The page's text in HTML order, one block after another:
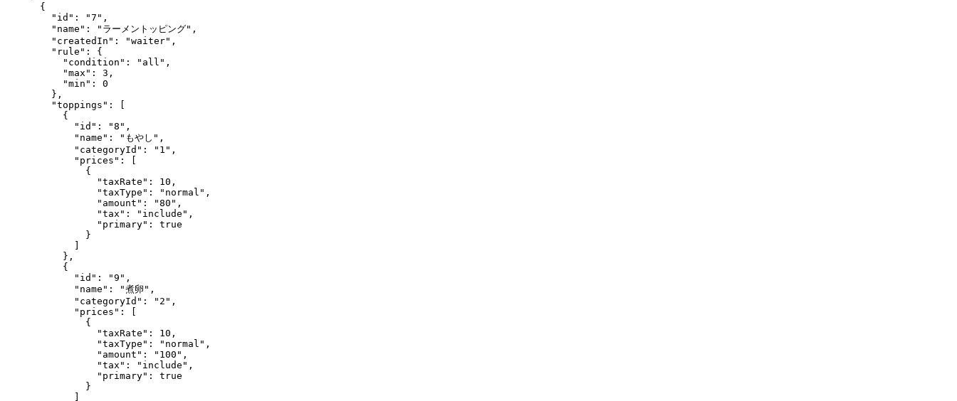
{
"id" : "7 " ,
"name" : " ラーメントッピング" ,
"createdIn" : "waiter" ,
"rule" : {
"condition" : " all " ,
"max" : 3 ,
"min" : 0
},
"toppings" : [
{
"id" : "8 " ,
"name" : " もやし " ,
"categoryId" : " 1 " ,
"prices" : [
{
"taxRate" : 10 ,
"taxType" : " normal " ,
"amount" : "80 " ,
"tax" : " include " ,
"primary" : true
}
},
{
"id" : "9 " ,
"name" : "煮卵 " ,
"categoryId" : " 2 " ,
"prices" : [
{
"taxRate" : 10 ,
"taxType" : " normal " ,
"amount" : " 100 " ,
"tax" : " include " ,
"primary" : true
}